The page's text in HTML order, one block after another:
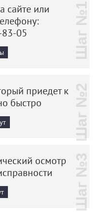
сайте или
05
Шаг №1
приедет к
быстро
Шаг №2
осмотр
Шаг №3